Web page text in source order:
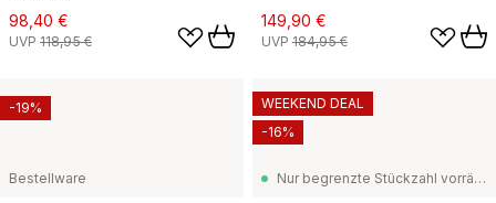
98,40 €
UVP 118,95 €
149,90 €
UVP 184,95 €
Bestellware
-19%
Nur begrenzte Stückzahl vorrätig
WEEKEND DEAL
-16%